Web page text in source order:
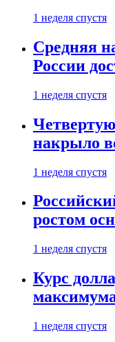
1 неделя спустя
Средняя
России
1 неделя спустя
накрыло
1 неделя спустя
ростом
1 неделя спустя
Курс
1 неделя спустя